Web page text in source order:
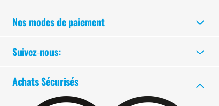
Nos modes de paiement
Suivez-nous:
Achats Sécurisés